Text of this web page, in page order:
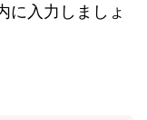
に入力しましょ